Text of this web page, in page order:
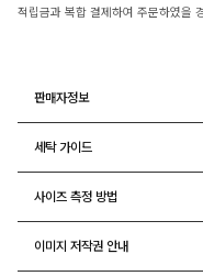
적립금과 복합 결제하여 주문하였을
판매자정보
세탁 가이드
사이즈 측정 방법
이미지 저작권 안내